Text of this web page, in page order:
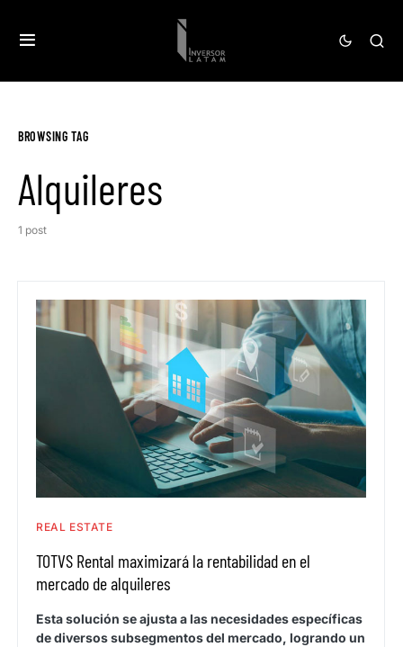
BROWSING TAG
Alquileres
1 post
REAL ESTATE
TOTVS Rental maximizará la rentabilidad en el
mercado de alquileres
Esta solución se ajusta a las necesidades específicas
de diversos subsegmentos del mercado, logrando un